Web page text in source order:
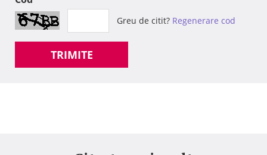
Greu de citit? Regenerare cod
TRIMITE